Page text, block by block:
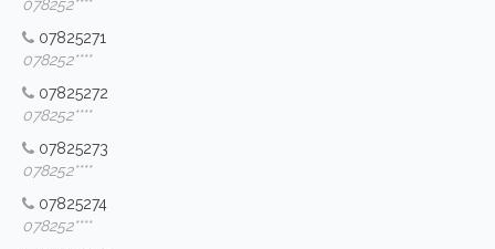
078252****
07825271
078252****
07825272
078252****
07825273
078252****
07825274
078252****